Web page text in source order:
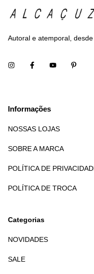
Autoral e atemporal, desde
Informações
NOSSAS LOJAS
SOBRE A MARCA
POLÍTICA DE
POLÍTICA DE TROCA
Categorias
NOVIDADES
SALE